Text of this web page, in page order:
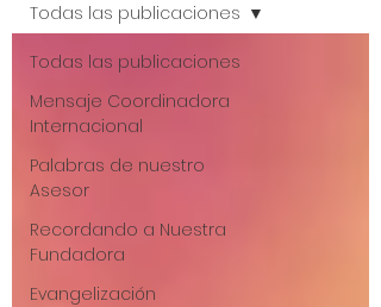
Todas las publicaciones
Mensaje Coordinadora
Internacional
Palabras de nuestro
Asesor
Recordando a Nuestra
Fundadora
Evangelización
Todas las publicaciones